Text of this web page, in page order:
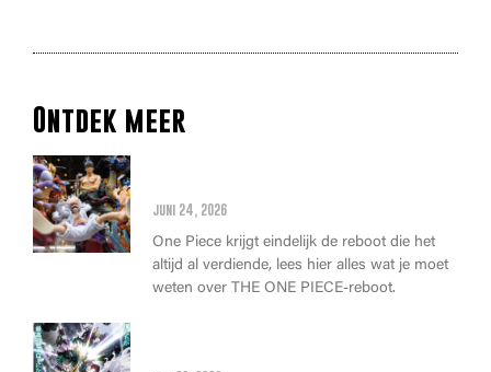
Ontdek meer
juni 24, 2026
One Piece krijgt eindelijk de reboot die het
altijd al verdiende, lees hier alles wat je moet
weten over THE ONE PIECE-reboot.